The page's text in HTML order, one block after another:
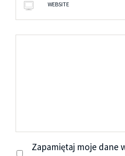
WEBSITE
Zapamiętaj moje dane